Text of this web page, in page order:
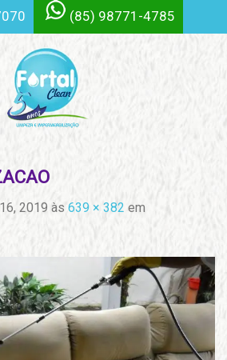
(85) 98771-4785
2019 às 639 × 382 em